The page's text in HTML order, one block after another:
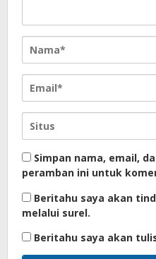
Simpan nama, email,
peramban ini untuk
Beritahu saya akan
melalui surel.
Beritahu saya akan